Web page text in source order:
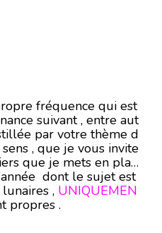
fréquence qui est
suivant , entre aut
par votre thème d
sens , que je vous invite
que je mets en plac
dont le sujet est
lunaires , UNIQUEMEN
propres .